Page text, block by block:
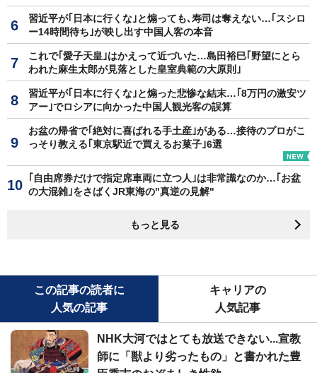
習近平が｢日本に行くな｣と煽っても､寿司は奪えない…｢スシロ
ー14時間待ち｣が映し出す中国人客の本音
これで｢愛子天皇｣はかえって近づいた…島田裕巳｢野望にとら
われた麻生太郎が見落とした皇室典範の大原則｣
習近平が｢日本に行くな｣と煽った悲惨な結末…｢8万円の激安ツ
アー｣でロシアに向かった中国人観光客の誤算
お盆の帰省で｢絶対に喜ばれる手土産｣がある…接待のプロがこ
っそり教える｢東京駅近で買えるお菓子｣6選
｢自由席券だけで指定席車両に立つ人｣は非常識なのか…｢お盆
の大混雑｣をさばくJR東海の"真逆の見解"
もっと見る
この記事の読者に
人気の記事
キャリアの
人気記事
NHK大河ではとても放送できない...宣教
師に「獣より劣ったもの」と書かれた豊